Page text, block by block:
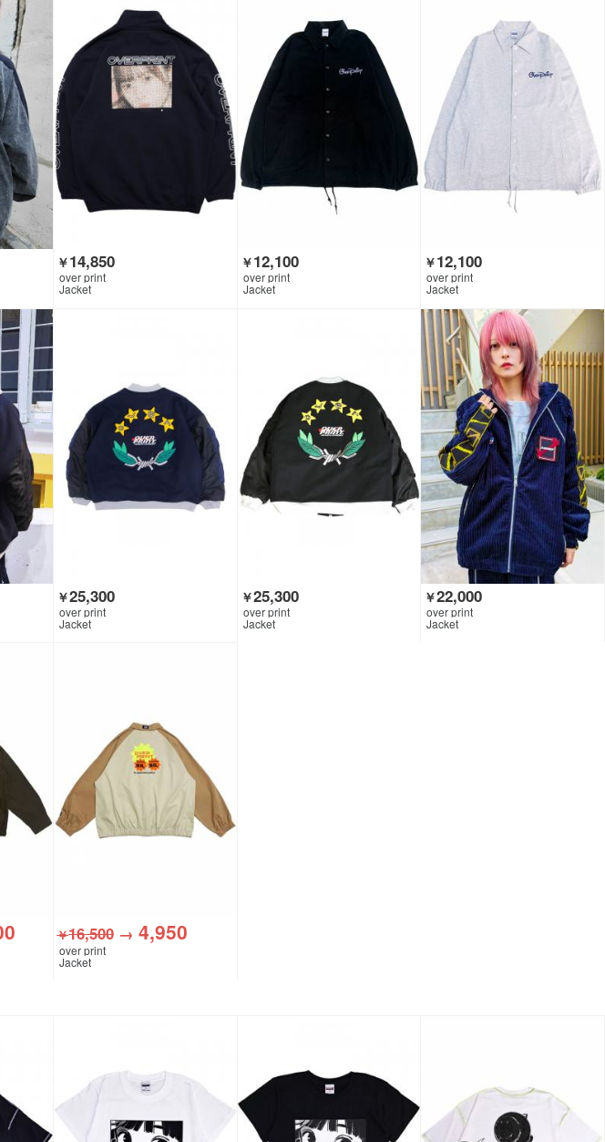
￥14,850
over print
Jacket
￥12,100
over print
Jacket
￥12,100
over print
Jacket
￥25,300
over print
Jacket
￥25,300
over print
Jacket
￥22,000
over print
Jacket
￥16,500→4,950
over print
Jacket